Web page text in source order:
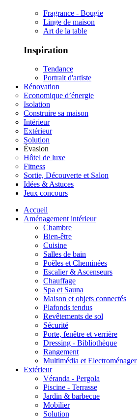
Fragrance - Bougie
Linge de maison
Art de la table
Inspiration
Tendance
Portrait d'artiste
Rénovation
Economique d’énergie
Isolation
Construire sa maison
Intérieur
Extérieur
Solution
Évasion
Hôtel de luxe
Fitness
Sortie, Découverte et Salon
Idées & Astuces
Jeux concours
Accueil
Aménagement intérieur
Chambre
Bien-être
Cuisine
Salles de bain
Poêles et Cheminées
Escalier & Ascenseurs
Chauffage
Spa et Sauna
Maison et objets connectés
Plafonds tendus
Revêtements de sol
Sécurité
Porte, fenêtre et verrière
Dressing - Bibliothèque
Rangement
Multimédia et Electroménager
Extérieur
Véranda - Pergola
Piscine - Terrasse
Jardin & barbecue
Mobilier
Solution